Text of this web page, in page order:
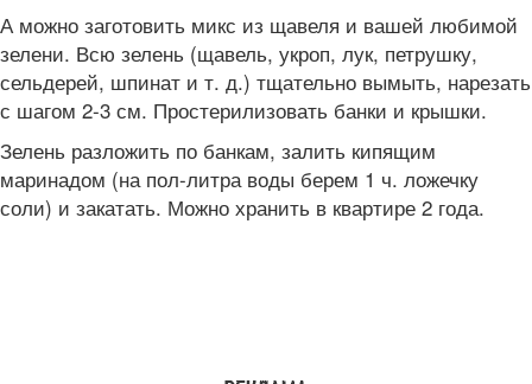
А можно заготовить микс из щавеля и вашей любимой
зелени. Всю зелень (щавель, укроп, лук, петрушку,
сельдерей, шпинат и т. д.) тщательно вымыть, нарезать
с шагом 2-3 см. Простерилизовать банки и крышки.
Зелень разложить по банкам, залить кипящим
маринадом (на пол-литра воды берем 1 ч. ложечку
соли) и закатать. Можно хранить в квартире 2 года.